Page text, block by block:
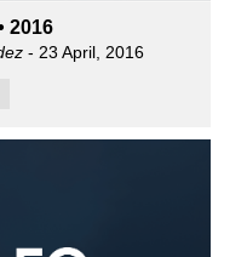
2016
- 23 April, 2016